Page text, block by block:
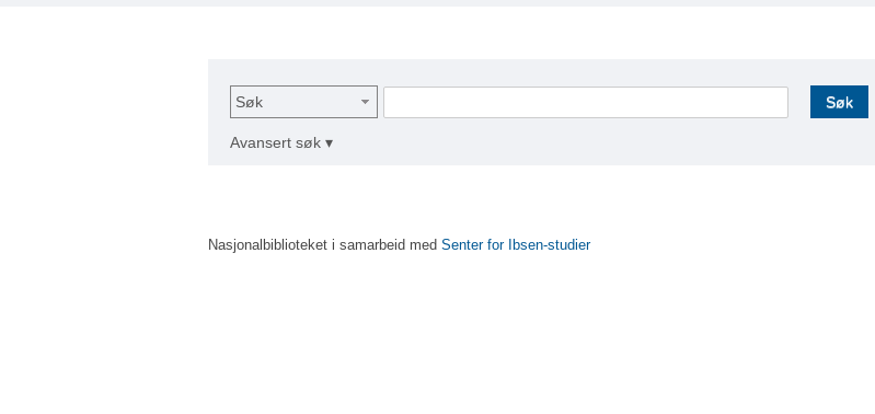
Søk Søk
Avansert søk ▾
Nasjonalbiblioteket i samarbeid med Senter for Ibsen-studier